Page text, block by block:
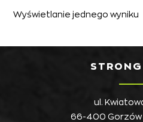
Wyświetlanie jednego wyniku
STRONG
ul.
66-400 Gorzów